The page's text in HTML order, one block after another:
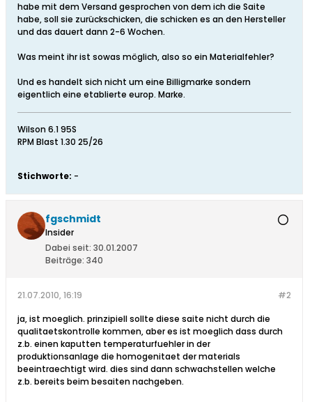
habe mit dem Versand gesprochen von dem ich die Saite
habe, soll sie zurückschicken, die schicken es an den Hersteller
und das dauert dann 2-6 Wochen.
Was meint ihr ist sowas möglich, also so ein Materialfehler?
Und es handelt sich nicht um eine Billigmarke sondern
eigentlich eine etablierte europ. Marke.
Wilson 6.1 95S
RPM Blast 1.30 25/26
Stichworte: -
fgschmidt
Insider
Dabei seit: 30.01.2007
Beiträge: 340
#2
21.07.2010, 16:19
ja, ist moeglich. prinzipiell sollte diese saite nicht durch die
qualitaetskontrolle kommen, aber es ist moeglich dass durch
z.b. einen kaputten temperaturfuehler in der
produktionsanlage die homogenitaet der materials
beeintraechtigt wird. dies sind dann schwachstellen welche
z.b. bereits beim besaiten nachgeben.